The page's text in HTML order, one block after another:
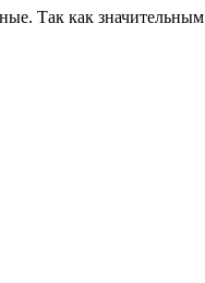
Так как значительным